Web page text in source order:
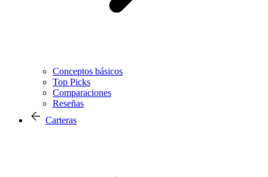
Conceptos básicos
Top Picks
Comparaciones
Reseñas
Carteras